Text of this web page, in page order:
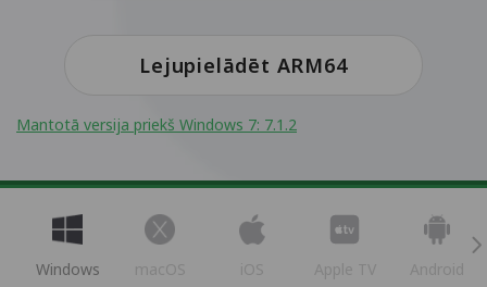
Lejupielādēt ARM64
Mantotā versija priekš Windows 7: 7.1.2
Windows macOS iOS Apple TV Android